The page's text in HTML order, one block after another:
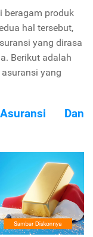
beragam produk
hal tersebut,
yang dirasa
Berikut adalah
yang
Dan